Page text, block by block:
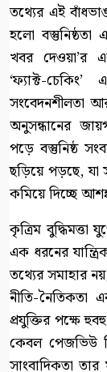
তথ্যের এই
হলো বস্তুনিষ্ঠতা
খবর দেওয়া’র
‘ফ্যাক্ট-
সংবেদনশীলতা
অনুসন্ধানের
পড়ে বস্তুনিষ্ঠ
ছড়িয়ে পড়ছে, যা
কমিয়ে দিচ্ছে
কৃত্রিম
এক ধরনের
তথ্যের সমাহার
নীতি-নৈতিকতা
প্রযুক্তির পক্ষে
কেবল পেজভিউ
সাংবাদিকতা